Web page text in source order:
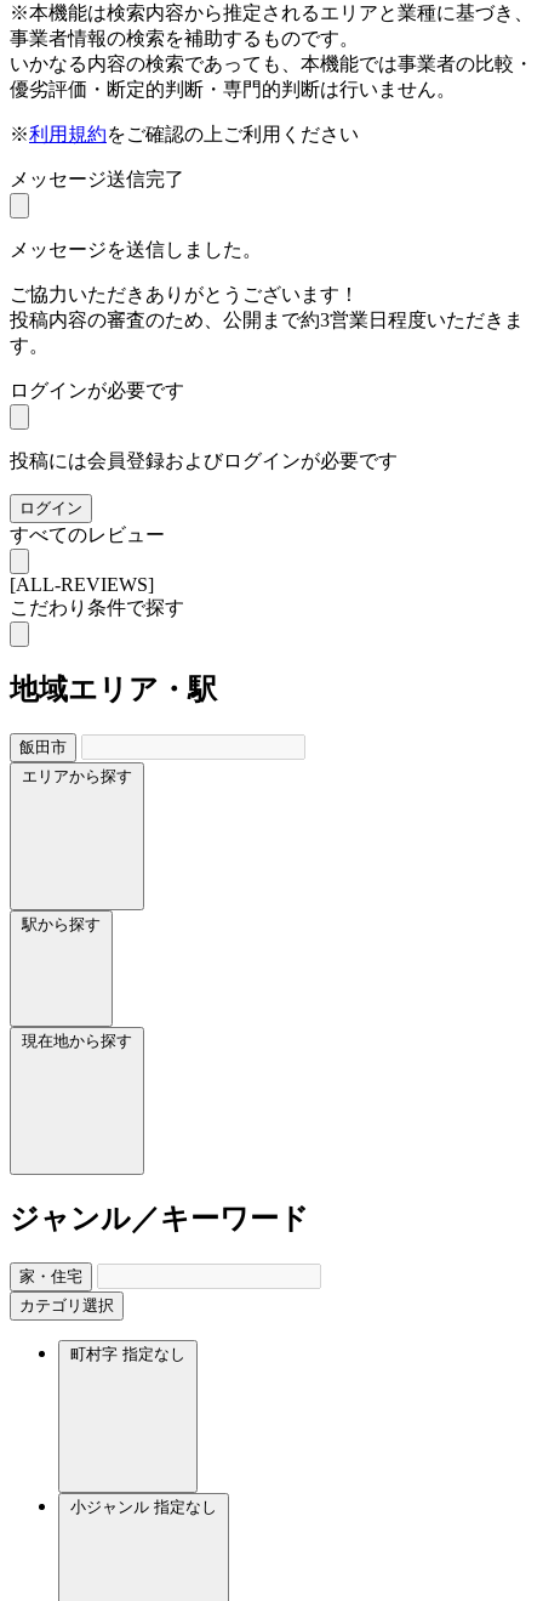
※本機能は検索内容から推定されるエリアと業種に基づき、
事業者情報の検索を補助するものです。
いかなる内容の検索であっても、本機能では事業者の比較・
優劣評価・断定的判断・専門的判断は行いません。
※利用規約をご確認の上ご利用ください
メッセージ送信完了
メッセージを送信しました。
ご協力いただきありがとうございます！
投稿内容の審査のため、公開まで約3営業日程度いただきま
す。
ログインが必要です
投稿には会員登録およびログインが必要です
ログイン
すべてのレビュー
[ALL-REVIEWS]
こだわり条件で探す
地域エリア・駅
飯田市
エリアから探す
駅から探す
現在地から探す
ジャンル／キーワード
家・住宅
カテゴリ選択
町村字 指定なし
小ジャンル 指定なし